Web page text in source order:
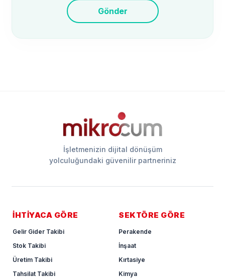
Gönder
İşletmenizin dijital dönüşüm
yolculuğundaki güvenilir partneriniz
İHTİYACA GÖRE
Gelir Gider Takibi
Stok Takibi
Üretim Takibi
Tahsilat Takibi
SEKTÖRE GÖRE
Perakende
İnşaat
Kırtasiye
Kimya